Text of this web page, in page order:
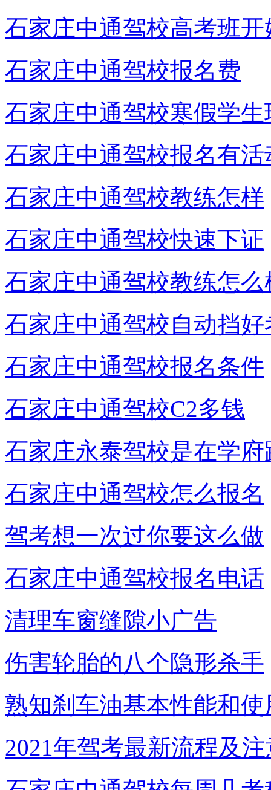
石家庄中通驾校高考班开
石家庄中通驾校报名费
石家庄中通驾校寒假学生
石家庄中通驾校报名有活
石家庄中通驾校教练怎样
石家庄中通驾校快速下证
石家庄中通驾校教练怎么
石家庄中通驾校自动挡好
石家庄中通驾校报名条件
石家庄中通驾校C2多钱
石家庄永泰驾校是在学府
石家庄中通驾校怎么报名
驾考想一次过你要这么做
石家庄中通驾校报名电话
清理车窗缝隙小广告
伤害轮胎的八个隐形杀手
熟知刹车油基本性能和使
2021年驾考最新流程及